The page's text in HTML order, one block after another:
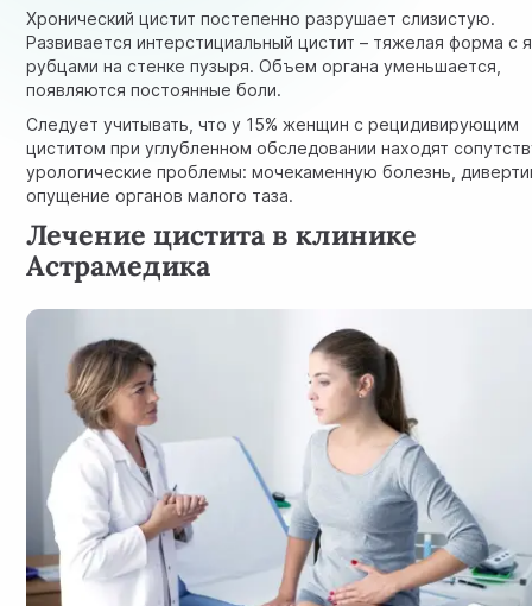
Хронический цистит постепенно разрушает слизистую.
Развивается интерстициальный цистит – тяжелая форма с
рубцами на стенке пузыря. Объем органа уменьшается,
появляются постоянные боли.
Следует учитывать, что у 15% женщин с рецидивирующим
циститом при углубленном обследовании находят
урологические проблемы: мочекаменную болезнь,
опущение органов малого таза.
Лечение цистита в клинике
Астрамедика